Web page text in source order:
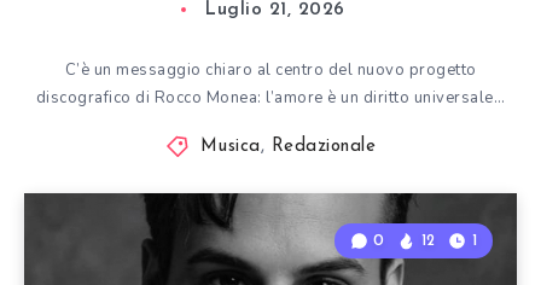
Luglio 21, 2026
C’è un messaggio chiaro al centro del nuovo progetto
discografico di Rocco Monea: l’amore è un diritto universale…
Musica, Redazionale
0 12 1